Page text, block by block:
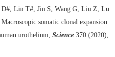
Lin T#, Jin S, Wang G, Liu Z, Lu
Macroscopic somatic clonal expansion
urothelium, Science 370 (2020),